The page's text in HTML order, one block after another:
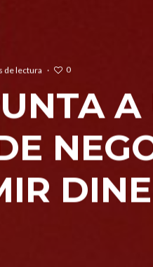
de lectura · 0
A